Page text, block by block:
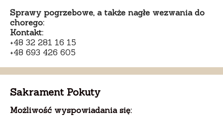
Sprawy pogrzebowe, a także nagłe wezwania do
chorego:
Kontakt:
+48 32 281 16 15
+48 693 426 605
Sakrament Pokuty
Możliwość wyspowiadania się: